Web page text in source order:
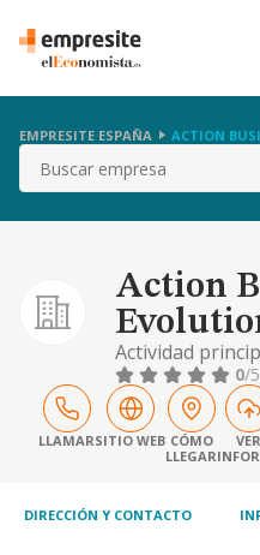
EMPRESITE ESPAÑA ACTION
Buscar
Action
Actividad
otras
consultoría de
comercio al por
intermediarios
0/5
LLAMARSITIO WEB CÓMO
LLEGAR
VER
DIRECCIÓN Y CONTACTO